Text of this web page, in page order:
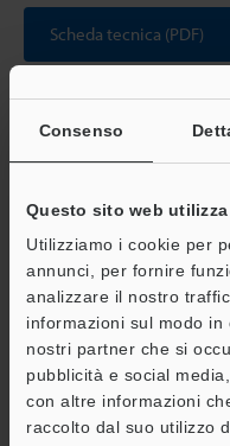
Consenso
Questo sito web
Utilizziamo i cookie per
annunci, per fornire
analizzare il nostro
informazioni sul modo
nostri partner che si
pubblicità e social
con altre informazioni
raccolto dal suo utilizzo
Scheda tecnica (PDF)
Altri modelli
Scarica catalogo
Guide tecniche
Scheda tecnica (PDF)